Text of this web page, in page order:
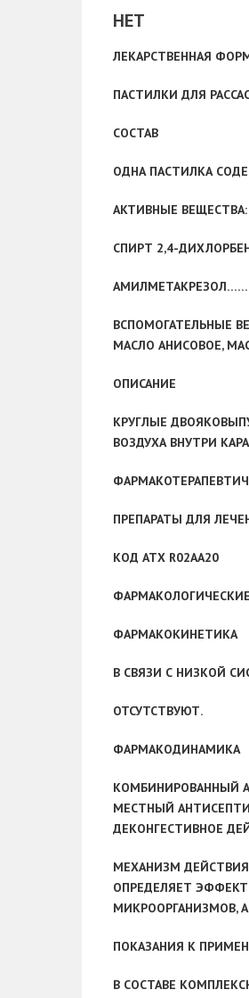
НЕТ
ЛЕКАРСТВЕННАЯ
ПАСТИЛКИ ДЛЯ
СОСТАВ
ОДНА ПАСТИЛКА
АКТИВНЫЕ ВЕЩЕСТВА:
СПИРТ 2,4-
ВСПОМОГАТЕЛЬНЫЕ
МАСЛО АНИСОВОЕ,
ОПИСАНИЕ
КРУГЛЫЕ
ВОЗДУХА ВНУТРИ
ПРЕПАРАТЫ ДЛЯ
КОД АТХ R02АА20
ФАРМАКОКИНЕТИКА
В СВЯЗИ С НИЗКОЙ
ОТСУТСТВУЮТ.
ФАРМАКОДИНАМИКА
КОМБИНИРОВАННЫЙ
МЕСТНЫЙ
ДЕКОНГЕСТИВНОЕ
МЕХАНИЗМ
ОПРЕДЕЛЯЕТ
МИКРООРГАНИЗМОВ,
ПОКАЗАНИЯ К
В СОСТАВЕ